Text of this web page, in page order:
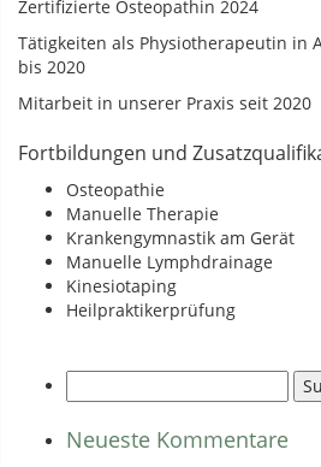
Zertifizierte Osteopathin 2024
Tätigkeiten als Physiotherapeutin in
bis 2020
Mitarbeit in unserer Praxis seit 2020
Fortbildungen und
Osteopathie
Manuelle Therapie
Krankengymnastik am Gerät
Manuelle Lymphdrainage
Kinesiotaping
Heilpraktikerprüfung
nach:
Neueste Kommentare